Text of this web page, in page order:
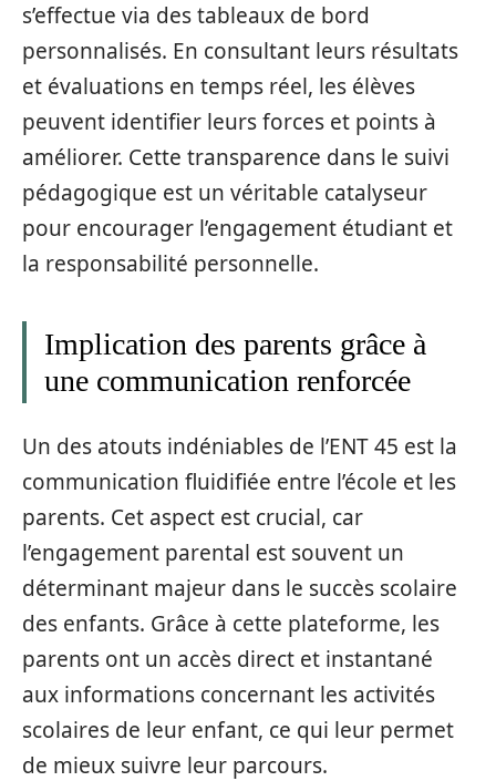
s’effectue via des tableaux de bord
personnalisés. En consultant leurs résultats
et évaluations en temps réel, les élèves
peuvent identifier leurs forces et points à
améliorer. Cette transparence dans le suivi
pédagogique est un véritable catalyseur
pour encourager l’engagement étudiant et
la responsabilité personnelle.
Implication des parents grâce à
une communication renforcée
Un des atouts indéniables de l’ENT 45 est la
communication fluidifiée entre l’école et les
parents. Cet aspect est crucial, car
l’engagement parental est souvent un
déterminant majeur dans le succès scolaire
des enfants. Grâce à cette plateforme, les
parents ont un accès direct et instantané
aux informations concernant les activités
scolaires de leur enfant, ce qui leur permet
de mieux suivre leur parcours.